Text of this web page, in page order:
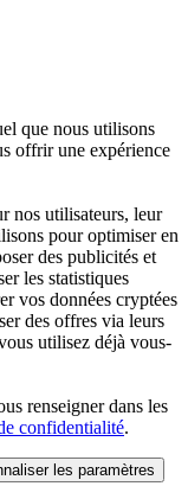
que nous utilisons
offrir une expérience
nos utilisateurs, leur
pour optimiser en
des publicités et
les statistiques
vos données cryptées
des offres via leurs
utilisez déjà vous-
renseigner dans les
confidentialité.
les paramètres